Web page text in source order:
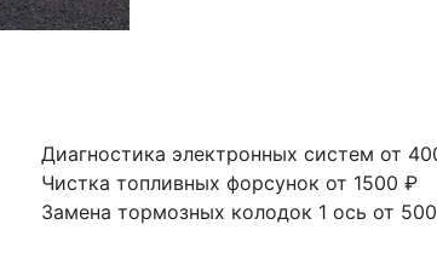
Диагностика электронных систем от
Чистка топливных форсунок от 1500 ₽
Замена тормозных колодок 1 ось от 500